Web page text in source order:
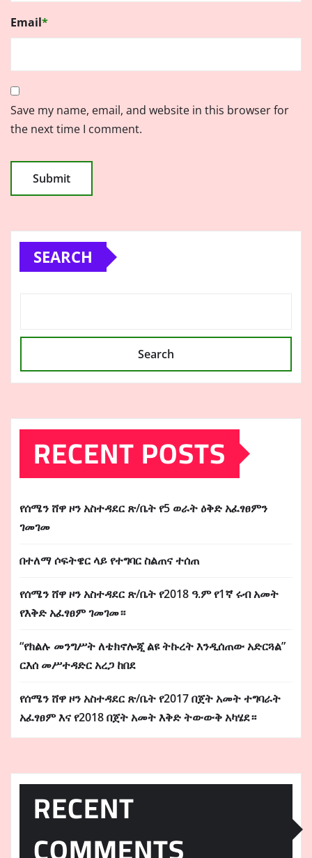
Email*
Save my name, email, and website in this browser for
the next time I comment.
SEARCH
Search
RECENT POSTS
የሰሜን ሸዋ ዞን አስተዳደር ጽ/ቤት የ5 ወራት ዕቅድ አፈፃፀምን
ገመገመ
በተለማ ሶፍትዌር ላይ የተግባር ስልጠና ተሰጠ
የሰሜን ሸዋ ዞን አስተዳደር ጽ/ቤት የ2018 ዓ.ም የ1ኛ ሩብ አመት
የእቅድ አፈፃፀም ገመገመ።
“የክልሉ መንግሥት ለቴክኖሎጂ ልዩ ትኩረት እንዲሰጠው አድርጓል”
ርእሰ መሥተዳድር አረጋ ከበደ
የሰሜን ሸዋ ዞን አስተዳደር ጽ/ቤት የ2017 በጀት አመት ተግባራት
አፈፃፀም እና የ2018 በጀት አመት እቅድ ትውውቅ አካሄደ።
RECENT